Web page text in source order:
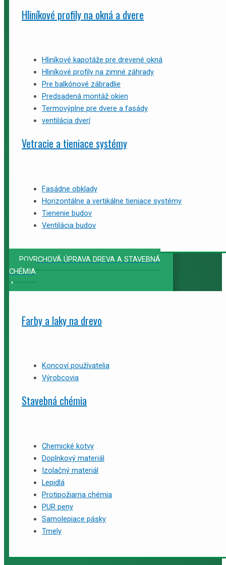
Hliníkové profily na okná a dvere
Hliníkové kapotáže pre drevené okná
Hliníkové profily na zimné záhrady
Pre balkónové zábradlie
Predsadená montáž okien
Termovýplne pre dvere a fasády
ventilácia dverí
Vetracie a tieniace systémy
Fasádne obklady
Horizontálne a vertikálne tieniace systémy
Tienenie budov
Ventilácia budov
POVRCHOVÁ ÚPRAVA DREVA A STAVEBNÁ
CHÉMIA
Farby a laky na drevo
Koncoví používatelia
Výrobcovia
Stavebná chémia
Chemické kotvy
Doplnkový materiál
Izolačný materiál
Lepidlá
Protipožiarna chémia
PUR peny
Samolepiace pásky
Tmely